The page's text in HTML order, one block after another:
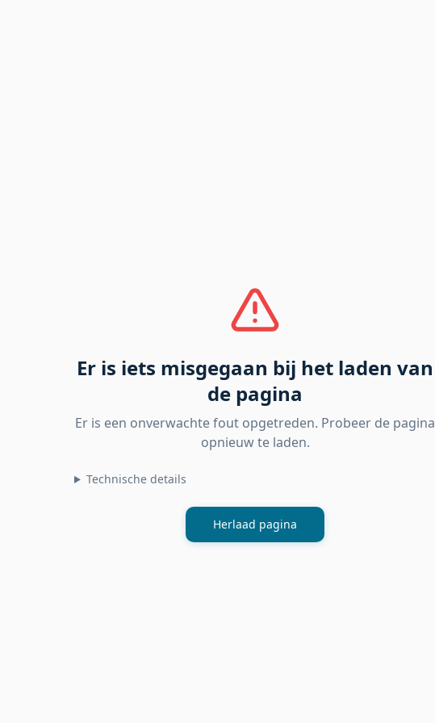
Er is iets misgegaan bij het laden van
de pagina
Er is een onverwachte fout opgetreden. Probeer de pagina
opnieuw te laden.
Technische details
Herlaad pagina